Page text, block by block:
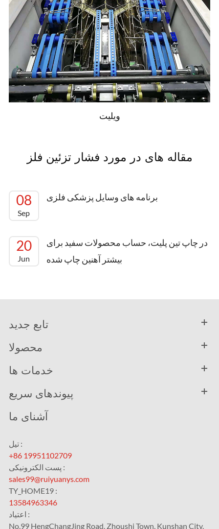
ویلیت
مقاله های در مورد فشار تزئین فلز
08
Sep
برنامه های وسایل پزشکی فلزی
20
Jun
در چاپ تین پلیت، حساب محصولات سفید برای
بیشتر آهنین چاپ شده
تابع جدید
محصولا
خدمات ها
پیوندهای سریع
آشنای ما
تیل :
+86 19951102709
پست الکترونیکی :
sales99@ruiyuanys.com
TY_HOME19 :
13584963346
اعتیاد :
No.99 HengChangJing Road, Zhoushi Town, Kunshan City,